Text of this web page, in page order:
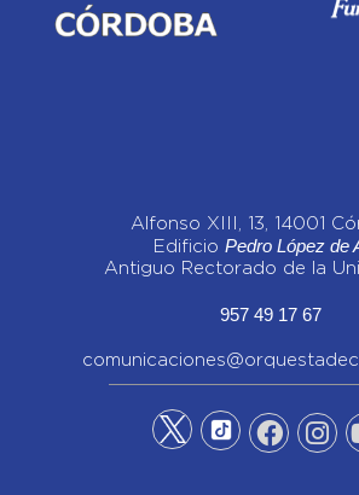
Alfonso XIII, 13, 14001
Edificio Pedro López de
Antiguo Rectorado de la
957 49 17 67